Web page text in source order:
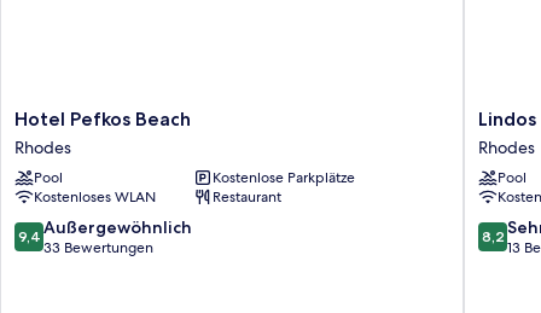
Hotel
Pefkos
Beach
Rhodes
Hotel Pefkos Beach
Rhodes
Pool
Kostenlose Parkplätze
Kostenloses WLAN
Restaurant
9.4
von
9,4 Außergewöhnlich
33 Bewertungen
Lindos
Nest
Rhodes
Rhodes
Pool
8.2
von
8,2
13